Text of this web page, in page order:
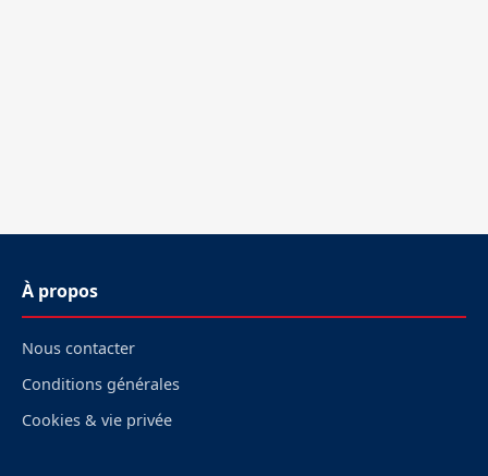
À propos
Nous contacter
Conditions générales
Cookies & vie privée